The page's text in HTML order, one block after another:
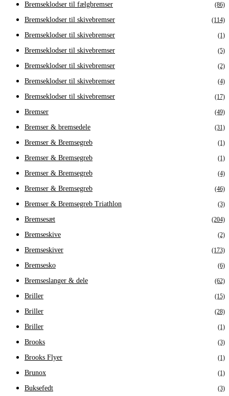
Bremseklodser til fælgbremser (86)
Bremseklodser til skivebremser (114)
Bremseklodser til skivebremser (1)
Bremseklodser til skivebremser (5)
Bremseklodser til skivebremser (2)
Bremseklodser til skivebremser (4)
Bremseklodser til skivebremser (17)
Bremser (49)
Bremser & bremsedele (31)
Bremser & Bremsegreb (1)
Bremser & Bremsegreb (1)
Bremser & Bremsegreb (4)
Bremser & Bremsegreb (46)
Bremser & Bremsegreb Triathlon (3)
Bremsesæt (204)
Bremseskive (2)
Bremseskiver (173)
Bremsesko (6)
Bremseslanger & dele (62)
Briller (15)
Briller (28)
Briller (1)
Brooks (3)
Brooks Flyer (1)
Brunox (1)
Buksefedt (3)